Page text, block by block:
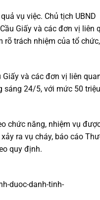
vụ việc. Chủ tịch UBND
Giấy và các đơn vị liên
rõ trách nhiệm của tổ
và các đơn vị liên
sáng 24/5, với mức 50 triệu
chức năng, nhiệm vụ
ra vụ cháy, báo cáo
quy định.
duoc-danh-tinh-